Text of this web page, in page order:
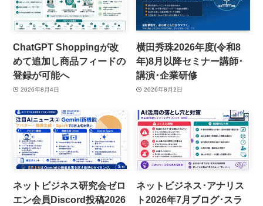
ChatGPT Shoppingが改
めて追加し商品フィードの
登録が可能へ
2026年8月4日
横田秀珠2026年度(令和8
年)8月以降セミナー講師･
講演･企業研修
2026年8月2日
ネットビジネス研究会ゼロ
エン会員Discord投稿2026
ネットビジネス･アナリス
ト2026年7月ブログ･スラ